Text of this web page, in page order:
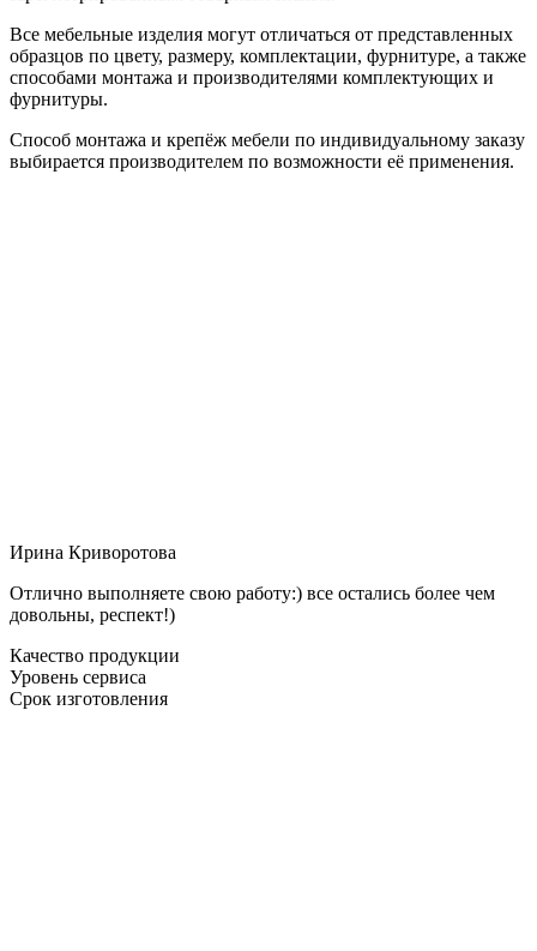
Все мебельные изделия могут отличаться от представленных
образцов по цвету, размеру, комплектации, фурнитуре, а также
способами монтажа и производителями комплектующих и
фурнитуры.
Способ монтажа и крепёж мебели по индивидуальному заказу
выбирается производителем по возможности её применения.
Ирина Криворотова
Отлично выполняете свою работу:) все остались более чем
довольны, респект!)
Качество продукции
Уровень сервиса
Срок изготовления